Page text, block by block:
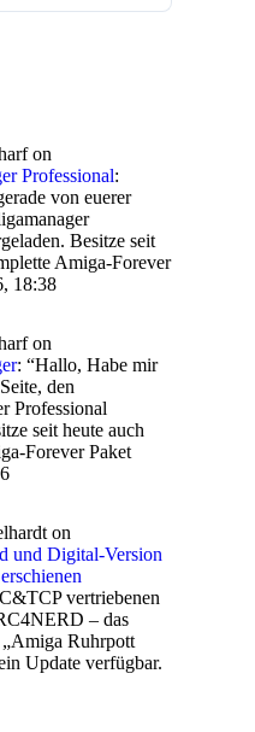
on
Professional:
von euerer
Besitze seit
Amiga-Forever
18:38
on
: “Hallo, Habe mir
den
Professional
seit heute auch
Forever Paket
on
und Digital-Version
vertriebenen
– das
Ruhrpott
Update verfügbar.